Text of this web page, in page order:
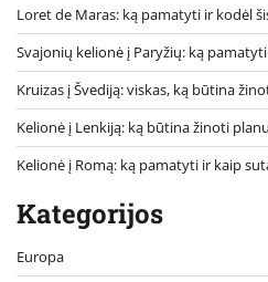
Loret de Maras: ką pamatyti ir kodėl
Svajonių kelionė į Paryžių: ką
Kruizas į Švediją: viskas, ką būtina
Kelionė į Lenkiją: ką būtina žinoti
Kelionė į Romą: ką pamatyti ir kaip
Kategorijos
Europa